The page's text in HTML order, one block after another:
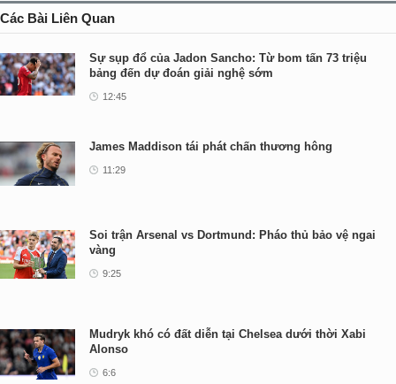
Các Bài Liên Quan
Sự sụp đổ của Jadon Sancho: Từ bom tấn 73 triệu
bảng đến dự đoán giải nghệ sớm
12:45
James Maddison tái phát chấn thương hông
11:29
Soi trận Arsenal vs Dortmund: Pháo thủ bảo vệ ngai
vàng
9:25
Mudryk khó có đất diễn tại Chelsea dưới thời Xabi
Alonso
6:6